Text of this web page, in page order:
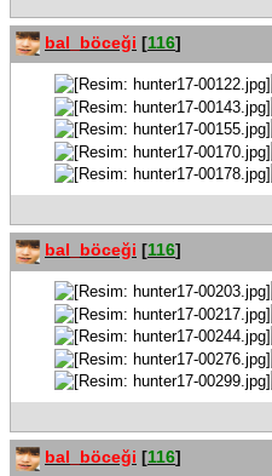
bal_böceği [116]
bal_böceği [116]
bal_böceği [116]